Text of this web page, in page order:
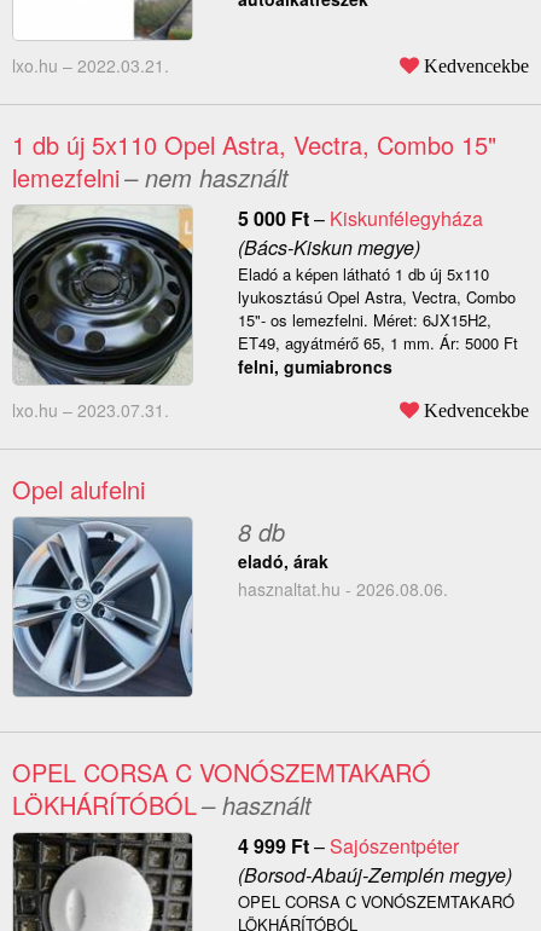
lxo.hu – 2022.03.21. Kedvencekbe
1 db új 5x110 Opel Astra, Vectra, Combo 15"
lemezfelni– nem használt
5 000 Ft– Kiskunfélegyháza
(Bács-Kiskun megye)
Eladó a képen látható 1 db új 5x110
lyukosztású Opel Astra, Vectra, Combo
15"- os lemezfelni. Méret: 6JX15H2,
ET49, agyátmérő 65, 1 mm. Ár: 5000 Ft
felni, gumiabroncs
lxo.hu – 2023.07.31. Kedvencekbe
Opel alufelni
8 db
eladó, árak
hasznaltat.hu - 2026.08.06.
OPEL CORSA C VONÓSZEMTAKARÓ
LÖKHÁRÍTÓBÓL– használt
4 999 Ft–Sajószentpéter
(Borsod-Abaúj-Zemplén megye)
OPEL CORSA C VONÓSZEMTAKARÓ
LÖKHÁRÍTÓBÓL